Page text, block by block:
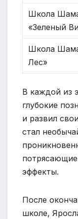
Школа
«Зеленый
Школа
Лес»
В каждой из
глубокие
и развил
стал
эффекты.
После
школе,